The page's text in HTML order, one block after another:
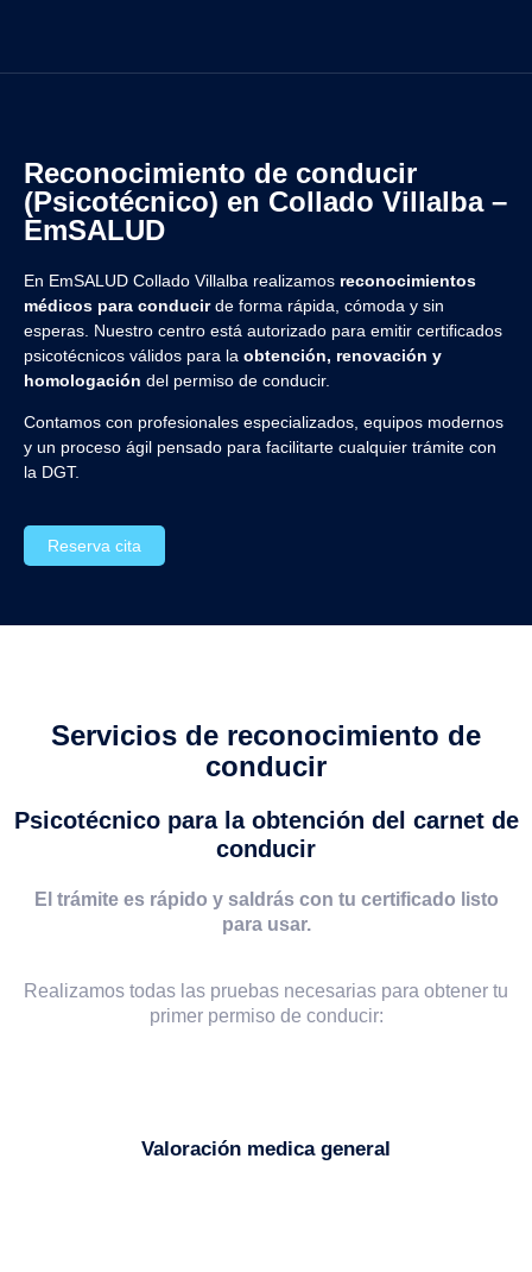
Reconocimiento de conducir
(Psicotécnico) en Collado Villalba –
EmSALUD
En EmSALUD Collado Villalba realizamos reconocimientos
médicos para conducirde forma rápida, cómoda y sin
esperas. Nuestro centro está autorizado para emitir certificados
psicotécnicos válidos para la obtención, renovación y
homologación del permiso de conducir.
Contamos con profesionales especializados, equipos modernos
y un proceso ágil pensado para facilitarte cualquier trámite con
la DGT.
Reserva cita
Servicios de reconocimiento de
conducir
Psicotécnico para la obtención del carnet de
conducir
El trámite es rápido y saldrás con tu certificado listo
para usar.
Realizamos todas las pruebas necesarias para obtener tu
primer permiso de conducir:
Valoración medica general